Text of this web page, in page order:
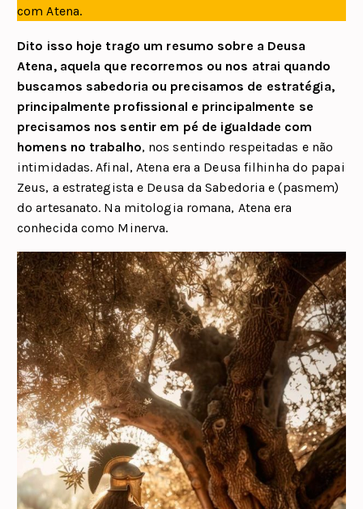
com Atena.
Dito isso hoje trago um resumo sobre a Deusa
Atena, aquela que recorremos ou nos atrai quando
buscamos sabedoria ou precisamos de estratégia,
principalmente profissional e principalmente se
precisamos nos sentir em pé de igualdade com
homens no trabalho, nos sentindo respeitadas e não
intimidadas. Afinal, Atena era a Deusa filhinha do papai
Zeus, a estrategista e Deusa da Sabedoria e (pasmem)
do artesanato. Na mitologia romana, Atena era
conhecida como Minerva.